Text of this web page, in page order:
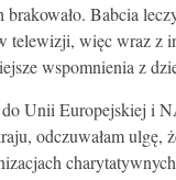
Babcia
więc wraz z
wspomnienia z
Unii Europejskiej i
odczuwałam